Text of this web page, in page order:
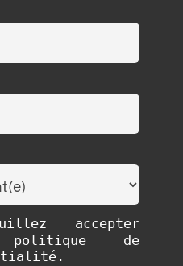
accepter
de